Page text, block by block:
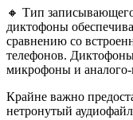
🔸 Тип
диктофоны
сравнению со
телефонов.
микрофоны и
Крайне важно
нетронутый